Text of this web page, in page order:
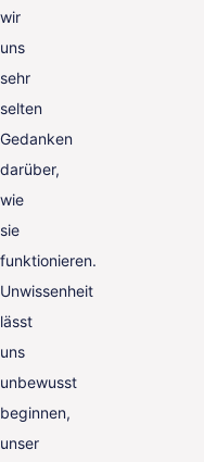
wir
uns
sehr
selten
Gedanken
darüber,
wie
sie
funktionieren.
Unwissenheit
lässt
uns
unbewusst
beginnen,
unser